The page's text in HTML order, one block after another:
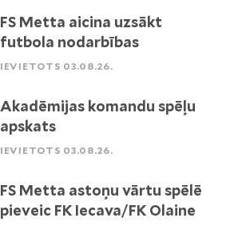
FS Metta aicina uzsākt
futbola nodarbības
IEVIETOTS 03.08.26.
Akadēmijas komandu spēļu
apskats
IEVIETOTS 03.08.26.
FS Metta astoņu vārtu spēlē
pieveic FK Iecava/FK Olaine